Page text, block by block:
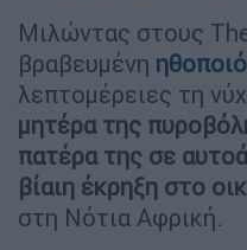
Μιλώντας στους
βραβευμένη
λεπτομέρειες τη
μητέρα της
πατέρα της σε
βίαιη έκρηξη στο
στη Νότια Αφρική.